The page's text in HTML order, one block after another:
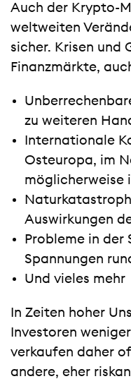
Auch der Krypto-
weltweiten
sicher. Krisen und
Finanzmärkte,
zu weiteren
Internationale
Osteuropa, im
möglicherweise
Auswirkungen
Probleme in der
Spannungen
Und vieles mehr
In Zeiten hoher
Investoren
verkaufen daher
andere, eher